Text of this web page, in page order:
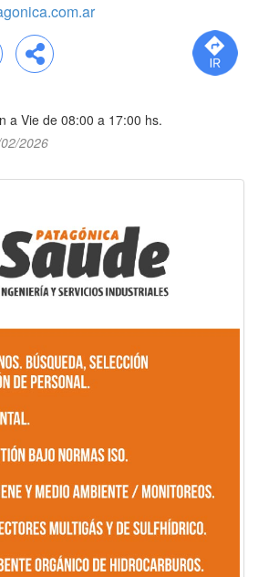
Compartir
a Vie de 08:00 a 17:00 hs.
2026